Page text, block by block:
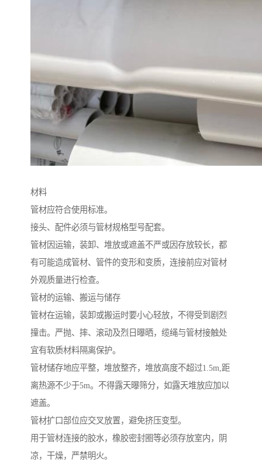
材料
管材应符合使用标准。
接头、配件必须与管材规格型号配套。
管材因运输，装卸、堆放或遮盖不严或因存放较长，都
有可能造成管材、管件的变形和变质，连接前应对管材
外观质量进行检查。
管材的运输、搬运与储存
管材在运输，装卸或搬运时要小心轻放，不得受到剧烈
撞击。严抛、摔、滚动及烈日曝晒，缆绳与管材接触处
宜有软质材料隔离保护。
管材储存地应平整，堆放整齐，堆放高度不超过1.5m,距
离热源不少于5m。不得露天曝筛分，如露天堆放应加以
遮盖。
管材扩口部位应交叉放置，避免挤压变型。
用于管材连接的胶水，橡胶密封圈等必须存放室内，阴
凉，干燥，严禁明火。